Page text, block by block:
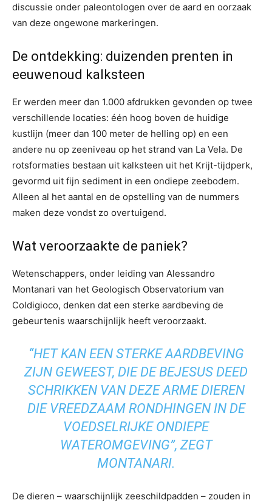
discussie onder paleontologen over de aard en oorzaak
van deze ongewone markeringen.
De ontdekking: duizenden prenten in
eeuwenoud kalksteen
Er werden meer dan 1.000 afdrukken gevonden op twee
verschillende locaties: één hoog boven de huidige
kustlijn (meer dan 100 meter de helling op) en een
andere nu op zeeniveau op het strand van La Vela. De
rotsformaties bestaan ​​uit kalksteen uit het Krijt-tijdperk,
gevormd uit fijn sediment in een ondiepe zeebodem.
Alleen al het aantal en de opstelling van de nummers
maken deze vondst zo overtuigend.
Wat veroorzaakte de paniek?
Wetenschappers, onder leiding van Alessandro
Montanari van het Geologisch Observatorium van
Coldigioco, denken dat een sterke aardbeving de
gebeurtenis waarschijnlijk heeft veroorzaakt.
“HET KAN EEN STERKE AARDBEVING
ZIJN GEWEEST, DIE DE BEJESUS DEED
SCHRIKKEN VAN DEZE ARME DIEREN
DIE VREEDZAAM RONDHINGEN IN DE
VOEDSELRIJKE ONDIEPE
WATEROMGEVING”, ZEGT
MONTANARI.
De dieren – waarschijnlijk zeeschildpadden – zouden in